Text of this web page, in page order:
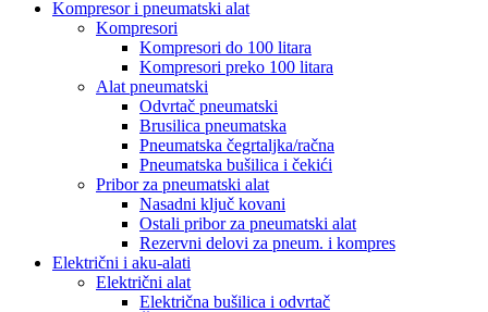
Kompresor i pneumatski alat
Kompresori
Kompresori do 100 litara
Kompresori preko 100 litara
Alat pneumatski
Odvrtač pneumatski
Brusilica pneumatska
Pneumatska čegrtaljka/račna
Pneumatska bušilica i čekići
Pribor za pneumatski alat
Nasadni ključ kovani
Ostali pribor za pneumatski alat
Rezervni delovi za pneum. i kompres
Električni i aku-alati
Električni alat
Električna bušilica i odvrtač